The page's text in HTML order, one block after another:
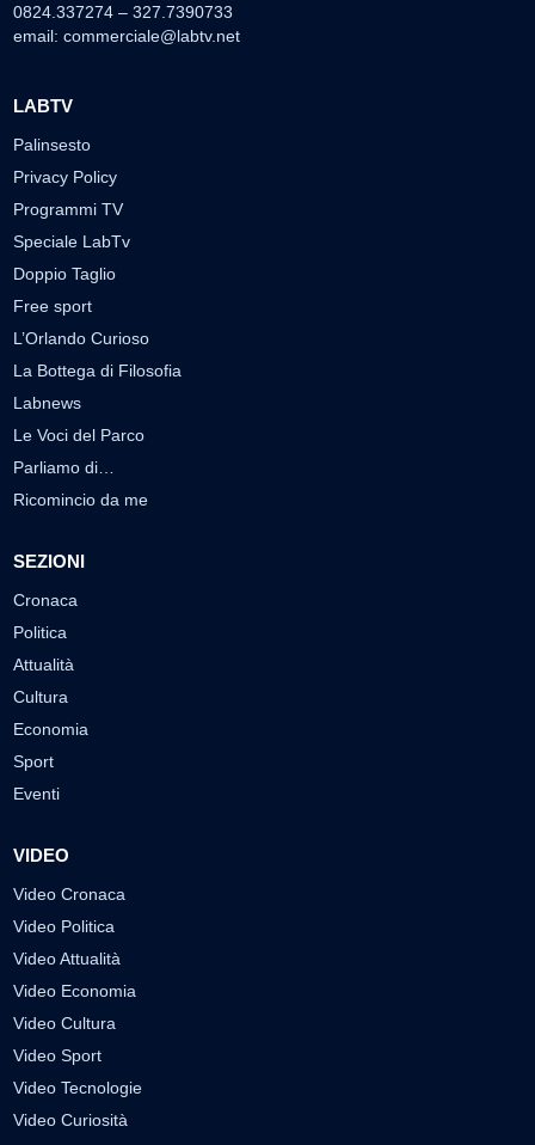
0824.337274 – 327.7390733
email: commerciale@labtv.net
LABTV
Palinsesto
Privacy Policy
Programmi TV
Speciale LabTv
Doppio Taglio
Free sport
L’Orlando Curioso
La Bottega di Filosofia
Labnews
Le Voci del Parco
Parliamo di…
Ricomincio da me
SEZIONI
Cronaca
Politica
Attualità
Cultura
Economia
Sport
Eventi
VIDEO
Video Cronaca
Video Politica
Video Attualità
Video Economia
Video Cultura
Video Sport
Video Tecnologie
Video Curiosità